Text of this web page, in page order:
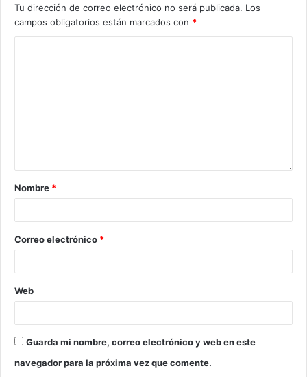
Tu dirección de correo electrónico no será publicada. Los
campos obligatorios están marcados con *
Nombre *
Correo electrónico *
Web
Guarda mi nombre, correo electrónico y web en este
navegador para la próxima vez que comente.